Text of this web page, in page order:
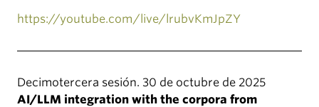
https://youtube.com/live/lrubvKmJpZY
Decimotercera sesión. 30 de octubre de 2025
AI/LLM integration with the corpora from